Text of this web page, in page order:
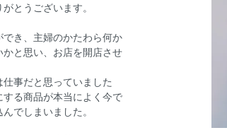
がとうございます。
でき、主婦のかたわら何か
かと思い、お店を開店させ
仕事だと思っていました
する商品が本当によく今で
でしまいました。